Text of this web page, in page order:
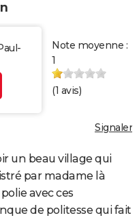
Note moyenne :
1
(1 avis)
Signaler
un beau village qui
par madame là
avec ces
de politesse qui fait